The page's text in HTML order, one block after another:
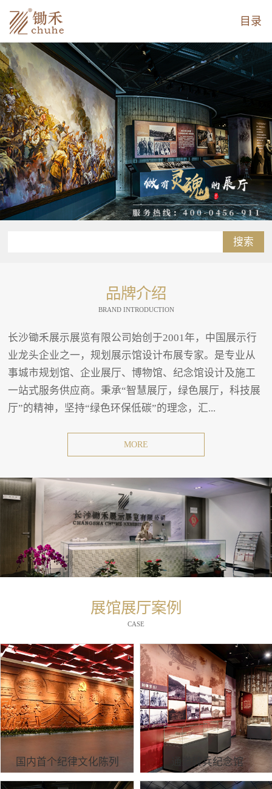
目录
搜索
品牌介绍
BRAND INTRODUCTION
长沙锄禾展示展览有限公司始创于2001年，中国展示行
业龙头企业之一，规划展示馆设计布展专家。是专业从
事城市规划馆、企业展厅、博物馆、纪念馆设计及施工
一站式服务供应商。秉承“智慧展厅，绿色展厅，科技展
厅”的精神，坚持“绿色环保低碳”的理念，汇...
MORE
展馆展厅案例
CASE
国内首个纪律文化陈列 通道转兵纪念馆